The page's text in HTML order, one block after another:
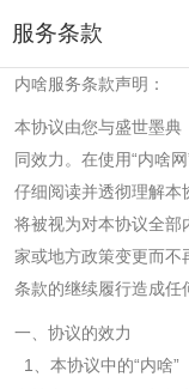
服务条款
内啥服务条款声明：
本协议由您与盛世墨典
同效力。在使用“内啥
仔细阅读并透彻理解本
将被视为对本协议全部
家或地方政策变更而不
条款的继续履行造成任
一、协议的效力
1
、本协议中的“内啥”